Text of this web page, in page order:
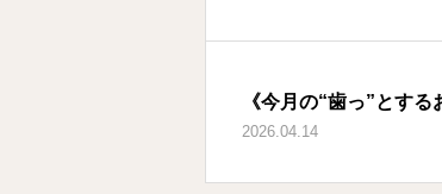
《今月の“歯っ”とす
2026.04.14